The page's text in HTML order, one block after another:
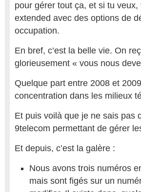
pour gérer tout ça, et si tu
extended avec des options de
occupation.
En bref, c’est la belle vie. On
glorieusement « vous nous
Quelque part entre 2008 et
concentration dans les milieux
Et puis voilà que je ne sais pas
9telecom permettant de gérer
Et depuis, c’est la galère :
Nous avons trois numéros
mais sont figés sur un